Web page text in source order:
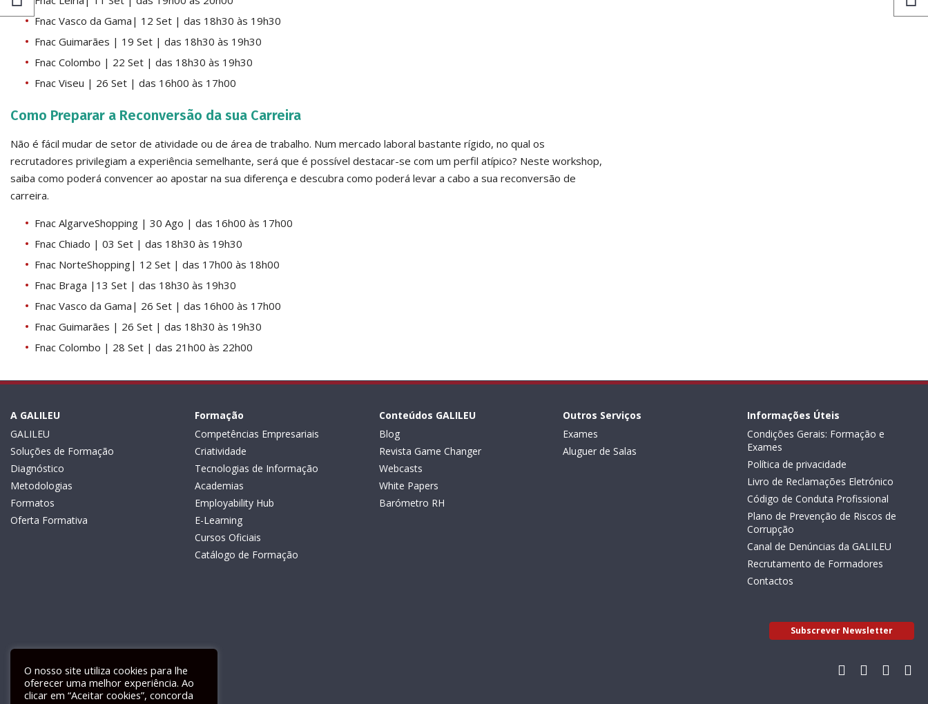
Fnac Vasco da Gama| 12 Set | das 18h30 às 19h30
Fnac Guimarães | 19 Set | das 18h30 às 19h30
Fnac Colombo | 22 Set | das 18h30 às 19h30
Fnac Viseu | 26 Set | das 16h00 às 17h00
Como Preparar a Reconversão da sua Carreira
Não é fácil mudar de setor de atividade ou de área de trabalho. Num mercado laboral bastante rígido, no qual os
recrutadores privilegiam a experiência semelhante, será que é possível destacar-se com um perfil atípico? Neste workshop,
saiba como poderá convencer ao apostar na sua diferença e descubra como poderá levar a cabo a sua reconversão de
carreira.
Fnac AlgarveShopping | 30 Ago | das 16h00 às 17h00
Fnac Chiado | 03 Set | das 18h30 às 19h30
Fnac NorteShopping| 12 Set | das 17h00 às 18h00
Fnac Braga |13 Set | das 18h30 às 19h30
Fnac Vasco da Gama| 26 Set | das 16h00 às 17h00
Fnac Guimarães | 26 Set | das 18h30 às 19h30
Fnac Colombo | 28 Set | das 21h00 às 22h00
A GALILEU
GALILEU
Soluções de Formação
Diagnóstico
Metodologias
Formatos
Oferta Formativa
Formação
Competências Empresariais
Criatividade
Tecnologias de Informação
Academias
Employability Hub
E-Learning
Cursos Oficiais
Catálogo de Formação
Conteúdos GALILEU
Blog
Revista Game Changer
Webcasts
White Papers
Barómetro RH
Outros Serviços
Exames
Aluguer de Salas
Informações Úteis
Condições Gerais: Formação e
Exames
Política de privacidade
Livro de Reclamações Eletrónico
Código de Conduta Profissional
Plano de Prevenção de Riscos de
Corrupção
Canal de Denúncias da GALILEU
Recrutamento de Formadores
Contactos
Subscrever Newsletter
O nosso site utiliza cookies para lhe
oferecer uma melhor experiência. Ao
clicar em “Aceitar cookies”, concorda